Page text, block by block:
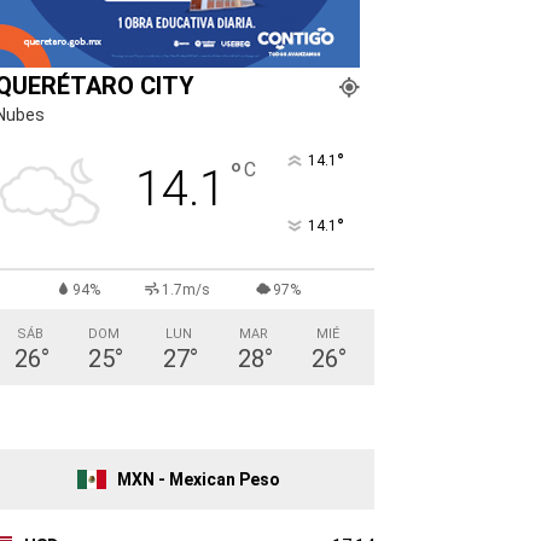
CITY
14.1 °C 14.1 °
14.1 °
94% 1.7m/s 97%
SÁB
26°
DOM
25°
LUN
27°
MAR
28°
MIÉ
26°
MXN - Mexican Peso